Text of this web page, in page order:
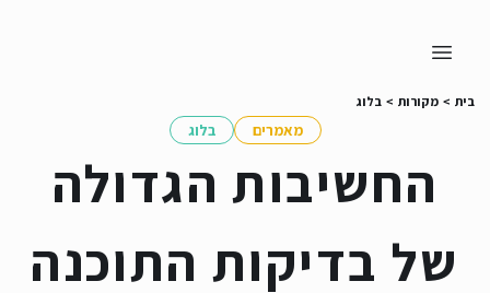
בלוג > מקורות > בית
בלוג מאמרים
החשיבות הגדולה
של בדיקות התוכנה